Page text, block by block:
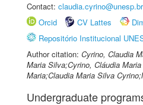
Contact: claudia.cyrino@unesp.br
Orcid
CV Lattes
Repositório Institucional
Author citation: Cyrino, Claudia
Maria Silva;Cyrino, Cláudia
Maria;Claudia Maria Silva
Undergraduate